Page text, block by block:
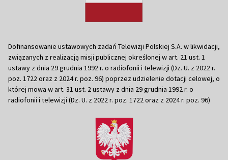
Dofinansowanie ustawowych zadań Telewizji Polskiej S.A. w likwidacji,
związanych z realizacją misji publicznej określonej w art. 21 ust. 1
ustawy z dnia 29 grudnia 1992 r. o radiofonii i telewizji (Dz. U. z 2022 r.
poz. 1722 oraz z 2024 r. poz. 96) poprzez udzielenie dotacji celowej, o
której mowa w art. 31 ust. 2 ustawy z dnia 29 grudnia 1992 r. o
radiofonii i telewizji (Dz. U. z 2022 r. poz. 1722 oraz z 2024 r. poz. 96)